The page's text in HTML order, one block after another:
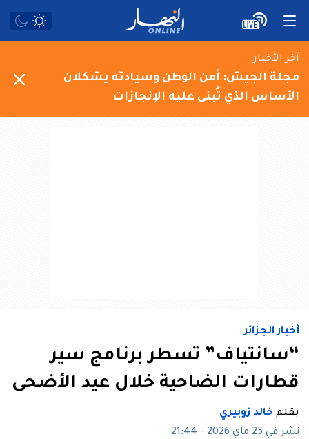
آخر الأخبار
مجلة الجيش: أمن الوطن وسيادته يشكلان
الأساس الذي تُبنى عليه الإنجازات
أخبار الجزائر
“سانتياف” تسطر برنامج سير
قطارات الضاحية خلال عيد الأضحى
بقلم خالد زوبيري
نشر في 25 ماي 2026 - 21:44